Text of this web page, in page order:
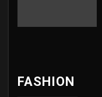
FASHION